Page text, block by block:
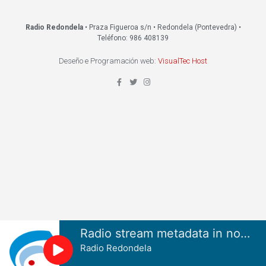
Radio Redondela• Praza Figueroa s/n • Redondela (Pontevedra) •
Teléfono: 986 408139
Deseño e Programación web: VisualTec Host
Radio stream metadata in not available.
Radio Redondela